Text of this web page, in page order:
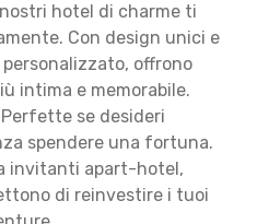
hotel di charme ti
Con design unici e
offrono
intima e memorabile.
Perfette se desideri
spendere una fortuna.
invitanti apart-hotel,
di reinvestire i tuoi